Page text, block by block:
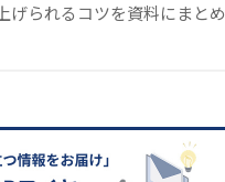
げられるコツを資料にまとめ